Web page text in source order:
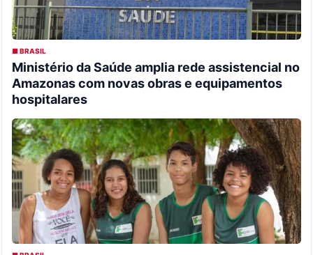
■ BRASIL
Ministério da Saúde amplia rede assistencial no
Amazonas com novas obras e equipamentos
hospitalares